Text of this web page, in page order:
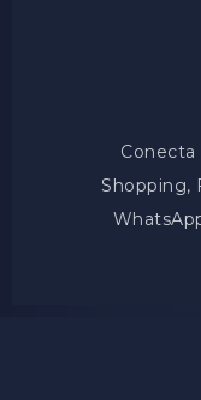
Shopping,